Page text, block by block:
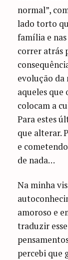
normal”,
lado torto
família e
correr atrás
evolução da
aqueles que
colocam a
Para estes
que alterar.
e
de nada…
Na minha
amoroso e
traduzir
percebi que